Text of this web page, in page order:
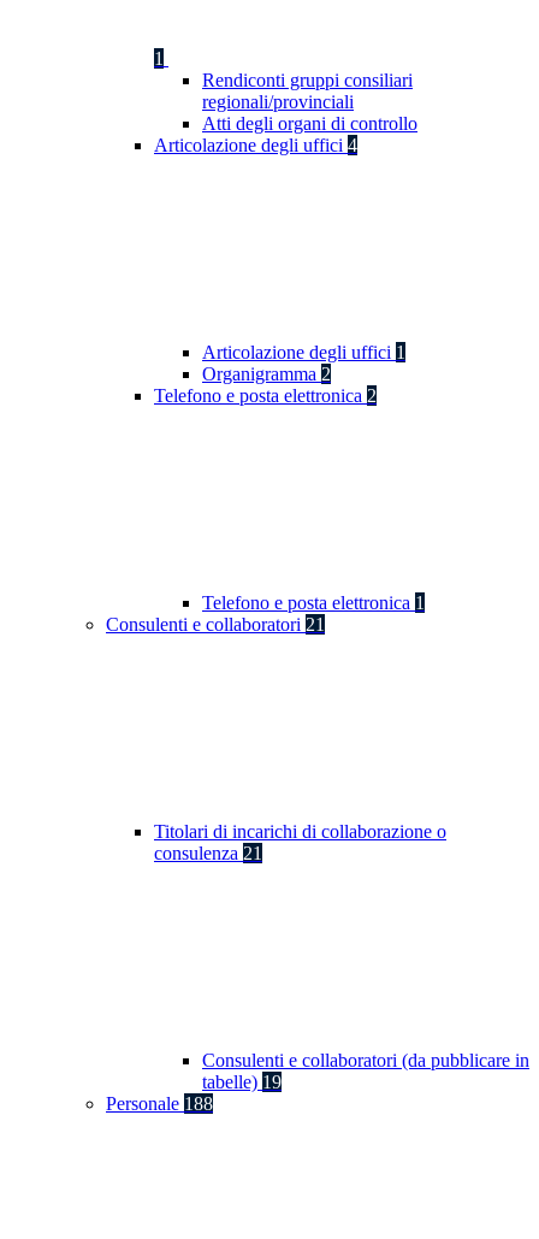
1
Rendiconti gruppi consiliari
regionali/provinciali
Atti degli organi di controllo
Articolazione degli uffici 4
Articolazione degli uffici 1
Organigramma 2
Telefono e posta elettronica 2
Telefono e posta elettronica 1
Consulenti e collaboratori 21
Titolari di incarichi di collaborazione o
consulenza 21
Consulenti e collaboratori (da pubblicare in
tabelle) 19
Personale 188